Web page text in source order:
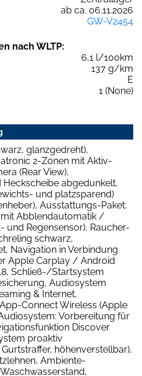
ab ca. 06.11.2026
GW-V2454
nach WLTP:
6,1 l/100km
137 g/km
E
1 (None)
glanzgedreht),
2-Zonen mit Aktiv-
(Rear View),
Heckscheibe abgedunkelt,
und platzsparend)
Ausstattungs-Paket:
mit Abblendautomatik /
und Regensensor), Raucher-
schwarz,
Navigation in Verbindung
Apple Carplay / Android
Schließ-/Startsystem
Audiosystem
& Internet,
Connect Wireless (Apple
Vorbereitung für
Discover
proaktiv
höhenverstellbar),
Ambiente-